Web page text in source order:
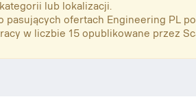
lub lokalizacji.
ofertach Engineering PL
w liczbie 15 opublikowane przez